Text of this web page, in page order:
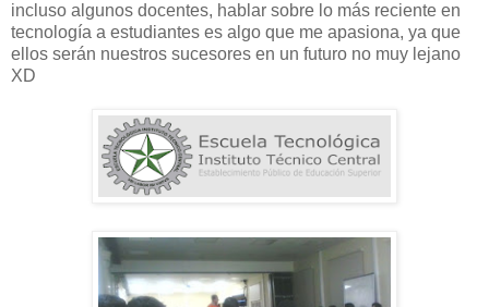
incluso algunos docentes, hablar sobre lo más reciente en
tecnología a estudiantes es algo que me apasiona, ya que
ellos serán nuestros sucesores en un futuro no muy lejano
XD